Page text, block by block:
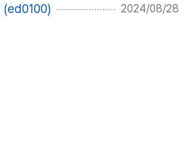
(ed0100) 2024/08/28